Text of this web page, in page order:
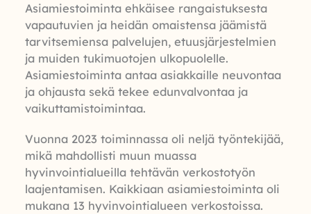
Asiamiestoiminta ehkäisee rangaistuksesta
vapautuvien ja heidän omaistensa jäämistä
tarvitsemiensa palvelujen, etuusjärjestelmien
ja muiden tukimuotojen ulkopuolelle.
Asiamiestoiminta antaa asiakkaille neuvontaa
ja ohjausta sekä tekee edunvalvontaa ja
vaikuttamistoimintaa.
Vuonna 2023 toiminnassa oli neljä työntekijää,
mikä mahdollisti muun muassa
hyvinvointialueilla tehtävän verkostotyön
laajentamisen. Kaikkiaan asiamiestoiminta oli
mukana 13 hyvinvointialueen verkostoissa.